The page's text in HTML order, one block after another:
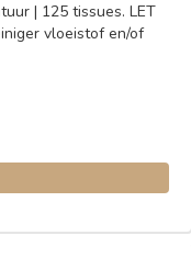
| 125 tissues. LET
vloeistof en/of